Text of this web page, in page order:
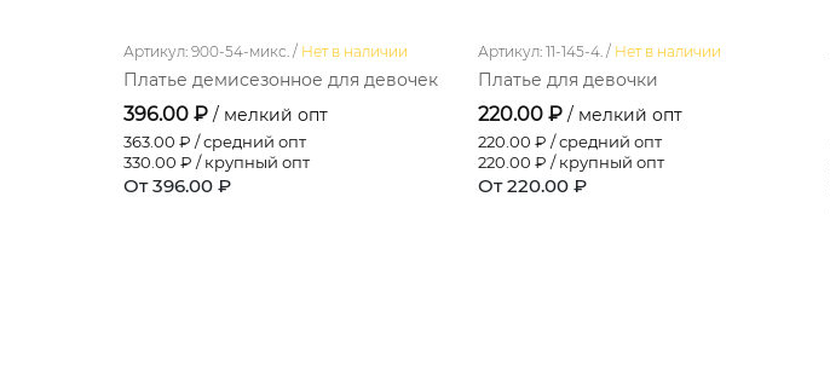
Артикул: 900-54-микс. / Нет в наличии
Платье демисезонное для девочек
396.00 ₽ / мелкий опт
363.00 ₽ / средний опт
330.00 ₽ / крупный опт
От 396.00 ₽
Артикул: 11-145-4. / Нет в наличии
Платье для девочки
220.00 ₽ / мелкий опт
220.00 ₽ / средний опт
220.00 ₽ / крупный опт
От 220.00 ₽